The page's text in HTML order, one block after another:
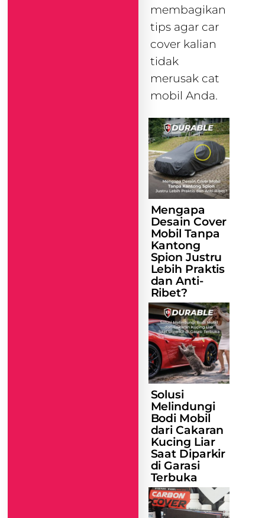
membagikan
tips agar car
cover kalian
tidak
merusak cat
mobil Anda.
Mengapa
Desain Cover
Mobil Tanpa
Kantong
Spion Justru
Lebih Praktis
dan Anti-
Ribet?
Solusi
Melindungi
Bodi Mobil
dari Cakaran
Kucing Liar
Saat Diparkir
di Garasi
Terbuka